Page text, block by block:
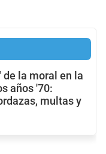
de la moral en la
años '70:
multas y